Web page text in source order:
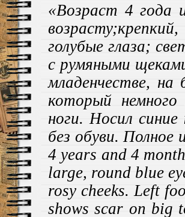
«Возраст 4 года
голубые глаза;
с румяными
младенчестве, на
который немного
ноги. Носил
без обуви.
4 years and 4
large, round blue
rosy cheeks. Left
shows scar on big